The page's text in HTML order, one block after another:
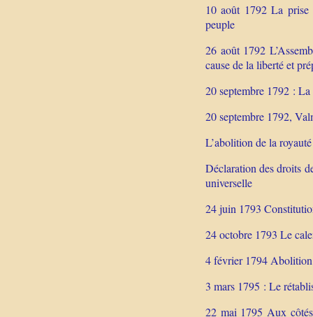
10 août 1792 La prise
peuple
26 août 1792
cause de la liberté et
20 septembre 1792 :
20 septembre 1792,
L’abolition de la
Déclaration des droits
universelle
24 juin 1793
24 octobre 1793 Le
4 février 1794 Abolition
3 mars 1795 : Le
22 mai 1795 Aux